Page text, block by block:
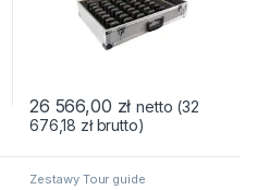
26 566,00 zł netto (32
676,18 złbrutto)
Zestawy Tour guide